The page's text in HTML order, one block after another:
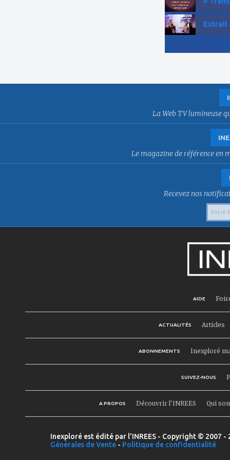
Extrait
La Web TV lumineuse
Le magazine de référence en
Recevez nos
AIDE
ACTUALITÉS Articles
ABONNEMENTS Inexploré
SUIVEZ-NOUS
A PROPOS Découvrir l'INREES Qui
Inexploré est édité par l'INREES - Copyright © 2007
Générales de Vente - Politique de confidentialité